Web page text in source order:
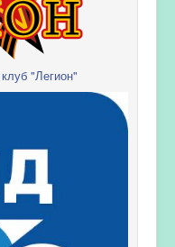
"Легион"